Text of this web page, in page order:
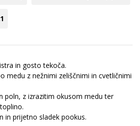
in gosto tekoča.
medu z nežnimi zeliščnimi in cvetličnimi
poln, z izrazitim okusom medu ter
in prijetno sladek pookus.